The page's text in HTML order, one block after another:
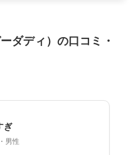
ダディ）の口コミ・
ぎ
男性